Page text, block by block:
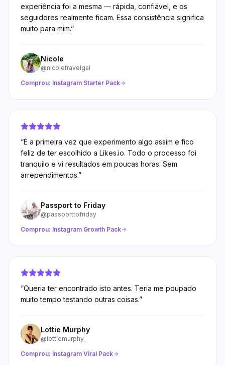
experiência foi a mesma — rápida, confiável, e os
seguidores realmente ficam. Essa consistência significa
muito para mim.”
Nicole
@nicoletravelgal
Comprou: Instagram Starter Pack
“É a primeira vez que experimento algo assim e fico
feliz de ter escolhido a Likes.io. Todo o processo foi
tranquilo e vi resultados em poucas horas. Sem
arrependimentos.”
Passport to Friday
@passporttofriday
Comprou: Instagram Growth Pack
“Queria ter encontrado isto antes. Teria me poupado
muito tempo testando outras coisas.”
Lottie Murphy
@lottiemurphy_
Comprou: Instagram Viral Pack